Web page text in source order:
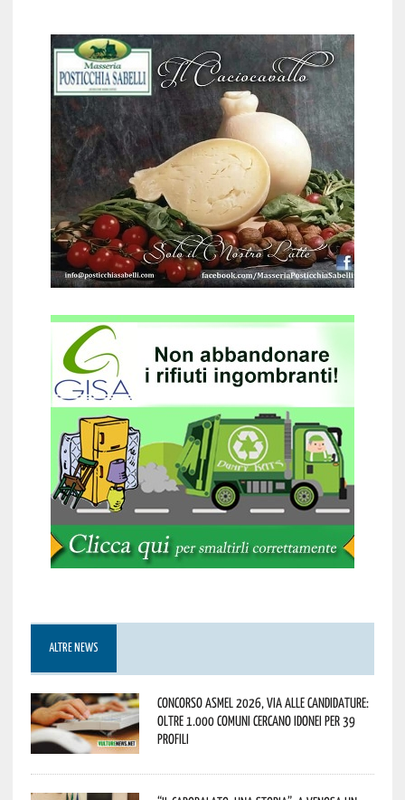
ALTRE NEWS
Concorso Asmel 2026, via alle candidature:
oltre 1.000 Comuni cercano idonei per 39
profili